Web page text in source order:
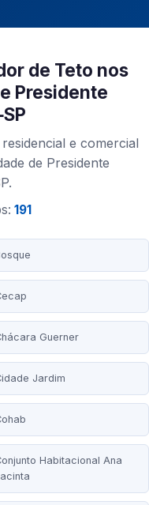
de Teto nos
Presidente
e comercial
de Presidente
191
Guerner
Jardim
Habitacional Ana